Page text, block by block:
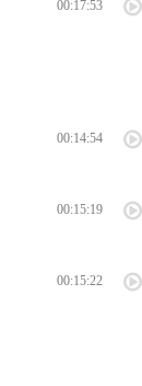
00:17:53
00:14:54
00:15:19
00:15:22